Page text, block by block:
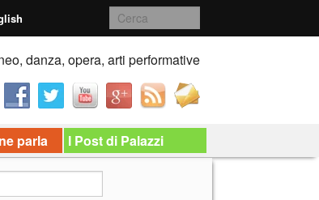
danza, opera, arti performative
parla I Post di Palazzi